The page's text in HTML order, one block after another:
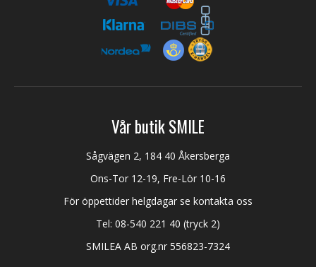
Vår butik SMILE
Sågvägen 2, 184 40 Åkersberga
Ons-Tor 12-19, Fre-Lör 10-16
För öppettider helgdagar se kontakta oss
Tel: 08-540 221 40 (tryck 2)
SMILEA AB org.nr 556823-7324